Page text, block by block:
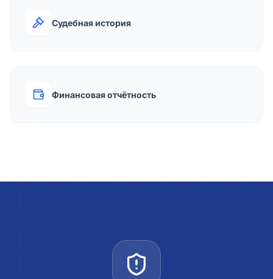
Судебная история
Финансовая отчётность